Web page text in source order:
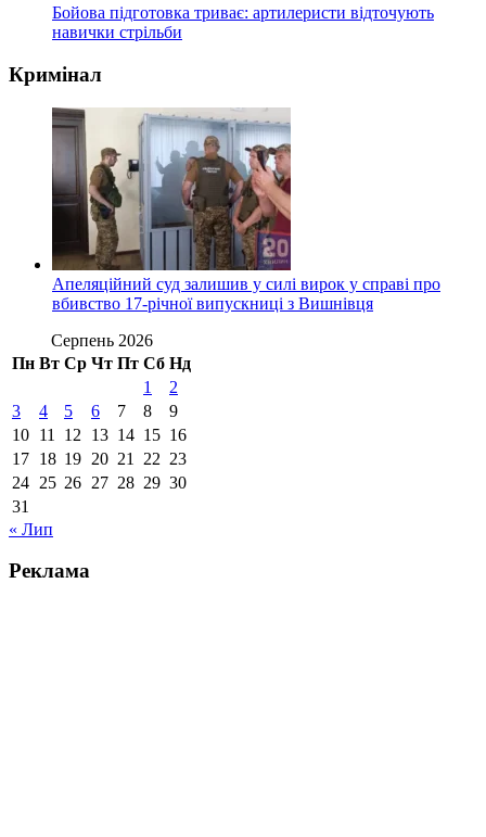
Бойова підготовка триває: артилеристи відточують
навички стрільби
Кримінал
Апеляційний суд залишив у силі вирок у справі про
вбивство 17-річної випускниці з Вишнівця
Серпень 2026
Пн Вт Ср Чт Пт Сб Нд
1
2
3
4 5 6 7 8
9
10 11 12 13 14 15 16
17 18 19 20 21 22 23
24 25 26 27 28 29 30
31
« Лип
Реклама